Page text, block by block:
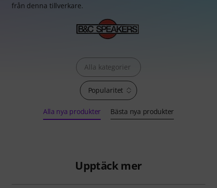
från denna tillverkare.
Popularitet
Alla kategorier
Alla nya produkter Bästa nya produkter
Upptäck mer